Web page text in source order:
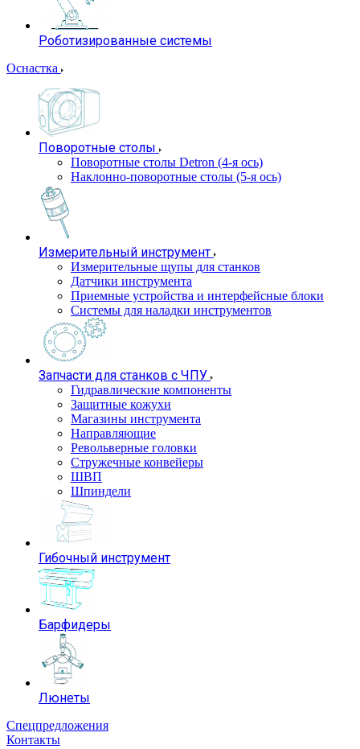
Роботизированные системы
Оснастка
Поворотные столы
Поворотные столы Detron (4-я ось)
Наклонно-поворотные столы (5-я ось)
Измерительный инструмент
Измерительные щупы для станков
Датчики инструмента
Приемные устройства и интерфейсные блоки
Системы для наладки инструментов
Запчасти для станков с ЧПУ
Гидравлические компоненты
Защитные кожухи
Магазины инструмента
Направляющие
Револьверные головки
Стружечные конвейеры
ШВП
Шпиндели
Гибочный инструмент
Барфидеры
Люнеты
Спецпредложения
Контакты